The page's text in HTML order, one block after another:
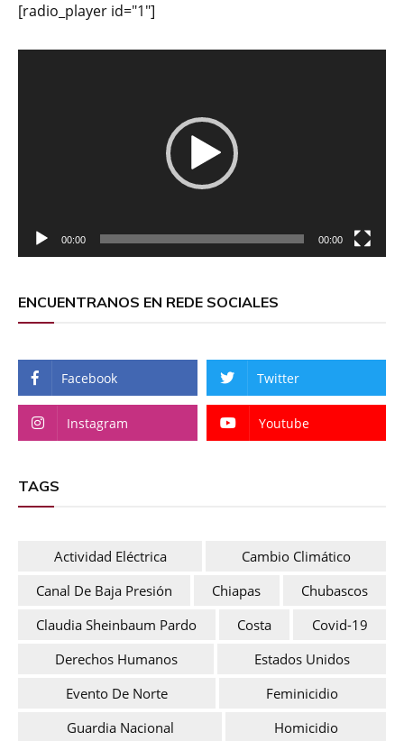
[radio_player id="1"]
00:00 00:00
ENCUENTRANOS EN REDE SOCIALES
Facebook Twitter
Instagram Youtube
TAGS
Actividad Eléctrica
Cambio Climático
Canal De Baja Presión
Chiapas
Chubascos
Claudia Sheinbaum Pardo
Costa
Covid-19
Derechos Humanos
Estados Unidos
Evento De Norte
Feminicidio
Guardia Nacional
Homicidio